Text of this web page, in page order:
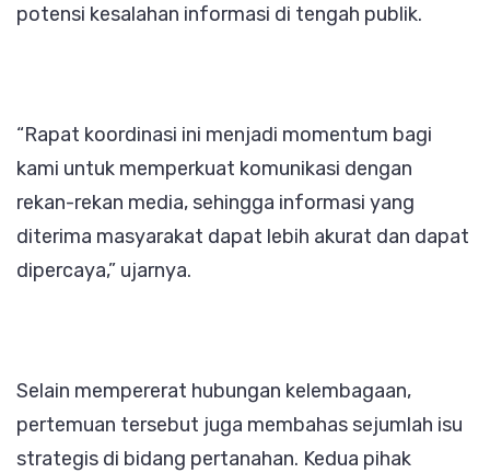
potensi kesalahan informasi di tengah publik.
“Rapat koordinasi ini menjadi momentum bagi
kami untuk memperkuat komunikasi dengan
rekan-rekan media, sehingga informasi yang
diterima masyarakat dapat lebih akurat dan dapat
dipercaya,” ujarnya.
Selain mempererat hubungan kelembagaan,
pertemuan tersebut juga membahas sejumlah isu
strategis di bidang pertanahan. Kedua pihak